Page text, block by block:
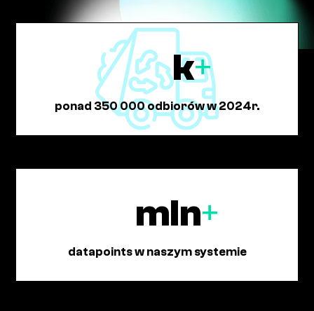
k+
ponad 350 000 odbiorów w 2024r.
mln+
datapoints w naszym systemie